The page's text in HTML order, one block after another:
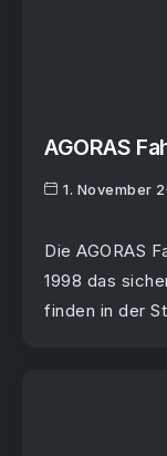
AGORAS
1. November
Die AGORAS
1998 das
finden in der